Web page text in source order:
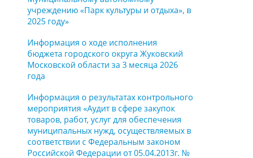
учреждению «Парк культуры и отдыха», в
2025 году»
Информация о ходе исполнения
бюджета городского округа Жуковский
Московской области за 3 месяца 2026
года
Информация о результатах контрольного
мероприятия «Аудит в сфере закупок
товаров, работ, услуг для обеспечения
муниципальных нужд, осуществляемых в
соответствии с Федеральным законом
Российской Федерации от 05.04.2013г. №